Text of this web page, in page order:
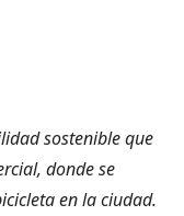
sostenible que
donde se
en la ciudad.